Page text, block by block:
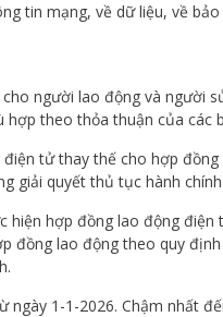
tin mạng, về dữ liệu, về
người lao động và người
theo thỏa thuận của các
tử thay thế cho hợp
giải quyết thủ tục hành
hiện hợp đồng lao động
đồng lao động theo quy
1-1-2026. Chậm nhất